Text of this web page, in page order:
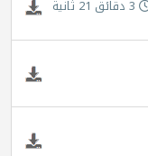
3 دقائق 21 ثانية